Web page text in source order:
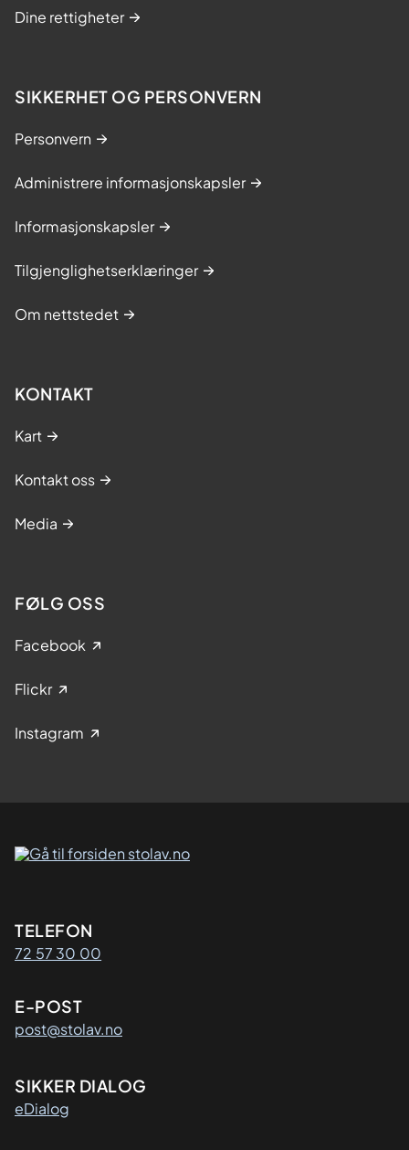
Dine rettigheter
SIKKERHET OG PERSONVERN
Personvern
Administrere informasjonskapsler
Informasjonskapsler
Tilgjenglighetserklæringer
Om nettstedet
KONTAKT
Kart
Kontakt oss
Media
FØLG OSS
Facebook
Flickr
Instagram
Kontaktinformasjon
TELEFON
72 57 30 00
E-POST
post@stolav.no
SIKKER DIALOG
eDialog